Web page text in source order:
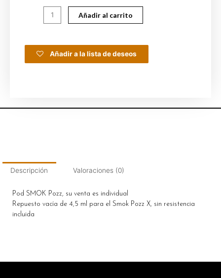
Añadir al carrito
Añadir a la lista de deseos
Descripción Valoraciones (0)
Pod SMOK Pozz, su venta es individual
Repuesto vacía de 4,5 ml para el Smok Pozz X, sin resistencia
incluida